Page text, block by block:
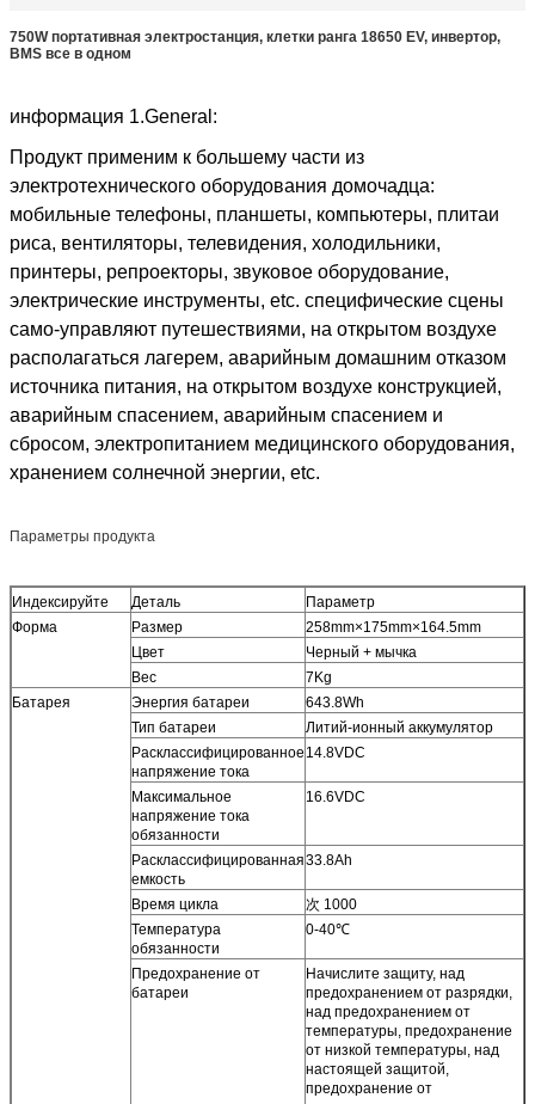
750W портативная электростанция, клетки ранга 18650 EV, инвертор,
BMS все в одном
информация 1.General:
Продукт применим к большему части из
электротехнического оборудования домочадца:
мобильные телефоны, планшеты, компьютеры, плитаи
риса, вентиляторы, телевидения, холодильники,
принтеры, репроекторы, звуковое оборудование,
электрические инструменты, etc. специфические сцены
само-управляют путешествиями, на открытом воздухе
располагаться лагерем, аварийным домашним отказом
источника питания, на открытом воздухе конструкцией,
аварийным спасением, аварийным спасением и
сбросом, электропитанием медицинского оборудования,
хранением солнечной энергии, etc.
Параметры продукта
Индексируйте Деталь
Параметр
Форма
Размер
258mm×175mm×164.5mm
Цвет
Черный + мычка
Вес
7Kg
Батарея
Энергия батареи
643.8Wh
Тип батареи
Литий-ионный аккумулятор
Расклассифицированное
напряжение тока
14.8VDC
Максимальное
напряжение тока
обязанности
16.6VDC
Расклассифицированная
емкость
33.8Ah
Время цикла
次 1000
Температура
обязанности
0-40℃
Предохранение от
батареи
Начислите защиту, над
предохранением от разрядки,
над предохранением от
температуры, предохранение
от низкой температуры, над
настоящей защитой,
предохранение от